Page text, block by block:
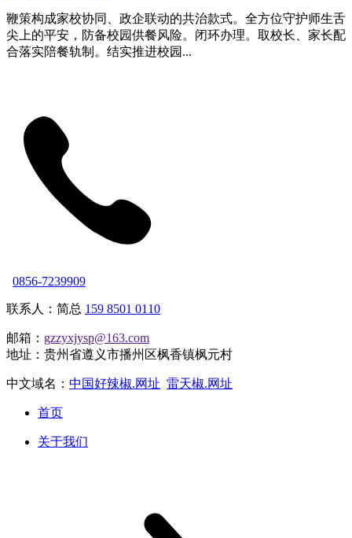
鞭策构成家校协同、政企联动的共治款式。全方位守护师生舌
尖上的平安，防备校园供餐风险。闭环办理。取校长、家长配
合落实陪餐轨制。结实推进校园...
0856-7239909
联系人：简总 159 8501 0110
邮箱： gzzyxjysp@163.com
地址：贵州省遵义市播州区枫香镇枫元村
中文域名： 中国好辣椒.网址 雷天椒.网址
首页
关于我们